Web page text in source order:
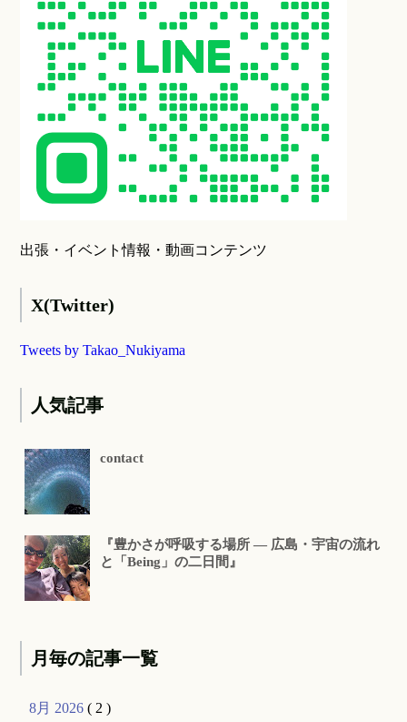
出張・イベント情報・動画コンテンツ
X(Twitter)
Tweets by Takao_Nukiyama
人気記事
contact
『豊かさが呼吸する場所 ― 広島・宇宙の流れ
と「Being」の二日間』
月毎の記事一覧
8月 2026( 2 )